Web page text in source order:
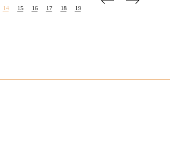
14 15 16 17 18 19